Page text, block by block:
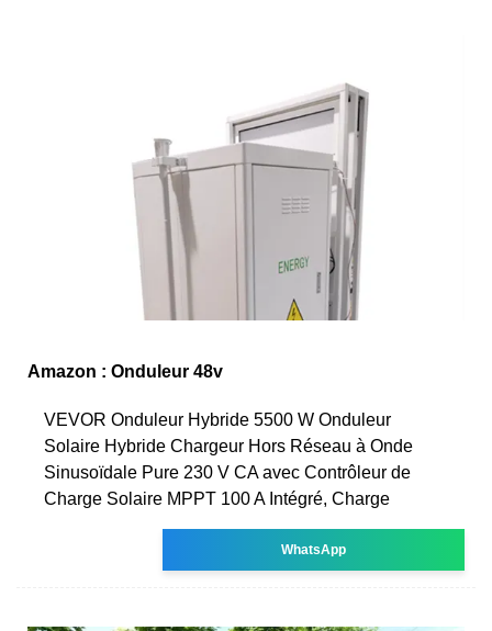
Amazon : Onduleur 48v
VEVOR Onduleur Hybride 5500 W Onduleur
Solaire Hybride Chargeur Hors Réseau à Onde
Sinusoïdale Pure 230 V CA avec Contrôleur de
Charge Solaire MPPT 100 A Intégré, Charge
WhatsApp